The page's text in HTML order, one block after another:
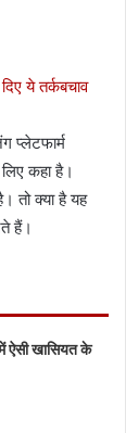
ये तर्कबचाव
प्लेटफार्म
कहा है।
तो क्या है यह
हैं।
खासियत के